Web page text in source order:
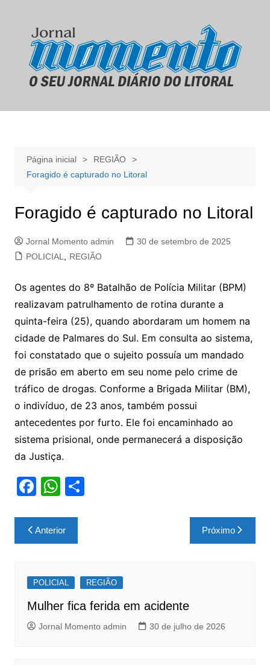
conteúdo
Página inicial
REGIÃO
Foragido é capturado no Litoral
Foragido é capturado no Litoral
Jornal Momento admin
30 de setembro de 2025
POLICIAL
REGIÃO
Os agentes do 8º Batalhão de Polícia Militar (BPM)
realizavam patrulhamento de rotina durante a
quinta-feira (25), quando abordaram um homem na
cidade de Palmares do Sul. Em consulta ao sistema,
foi constatado que o sujeito possuía um mandado
de prisão em aberto em seu nome pelo crime de
tráfico de drogas. Conforme a Brigada Militar (BM),
o indivíduo, de 23 anos, também possui
antecedentes por furto. Ele foi encaminhado ao
sistema prisional, onde permanecerá a disposição
da Justiça.
F
c
e
o
o
k
W
at
s
p
p
S
Navegação
de
Anterior Próximo
POLICIAL REGIÃO
Mulher fica ferida em acidente
Jornal Momento admin 30 de julho de 2026